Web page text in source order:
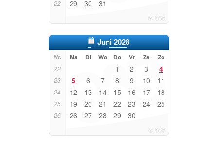
22 29 30 31
Juni 2028
Nr. Ma Di Wo Do Vr Za Zo
22 1 2 3 4
23 5 6 7 8 9 10 11
24 12 13 14 15 16 17 18
25 19 20 21 22 23 24 25
26 26 27 28 29 30